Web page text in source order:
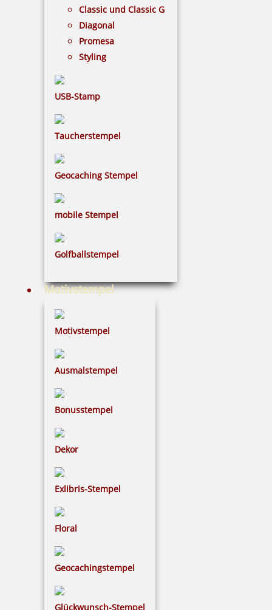
Classic und Classic G
Diagonal
Promesa
Styling
USB-Stamp
Taucherstempel
Geocaching Stempel
mobile Stempel
Golfballstempel
Motivstempel
Motivstempel
Ausmalstempel
Bonusstempel
Dekor
Exlibris-Stempel
Floral
Geocachingstempel
Glückwunsch-Stempel
12,40 €
Trodat 9053M Stempelkissen Metalldeckel 160 x 90 mm
Bestellen
edy trodat Austauschkissen 6/4922 (Trodat 4922) purpur